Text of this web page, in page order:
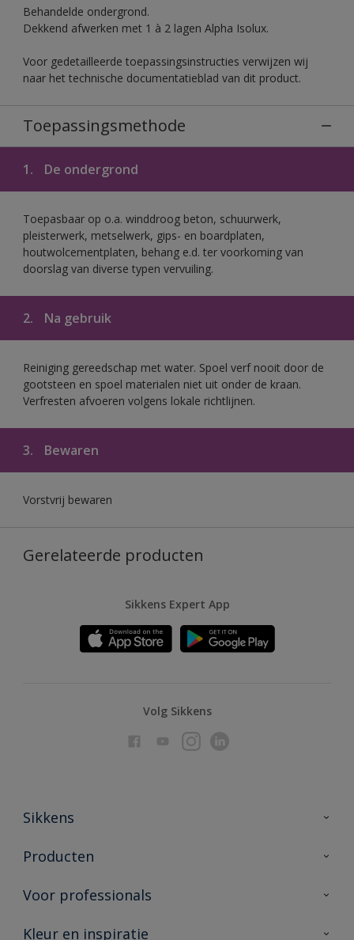
Behandelde ondergrond.
Dekkend afwerken met 1 à 2 lagen Alpha Isolux.
Voor gedetailleerde toepassingsinstructies verwijzen wij
naar het technische documentatieblad van dit product.
Toepassingsmethode
1. De ondergrond
Toepasbaar op o.a. winddroog beton, schuurwerk,
pleisterwerk, metselwerk, gips- en boardplaten,
houtwolcementplaten, behang e.d. ter voorkoming van
doorslag van diverse typen vervuiling.
2. Na gebruik
Reiniging gereedschap met water. Spoel verf nooit door de
gootsteen en spoel materialen niet uit onder de kraan.
Verfresten afvoeren volgens lokale richtlijnen.
3. Bewaren
Vorstvrij bewaren
Gerelateerde producten
Sikkens Expert App
Volg Sikkens
Sikkens
Over Sikkens
Duurzaamheid
Producten
Producten voor binnen
Vind je verkooppunt
Voor professionals
Advies & service
Kleur en inspiratie